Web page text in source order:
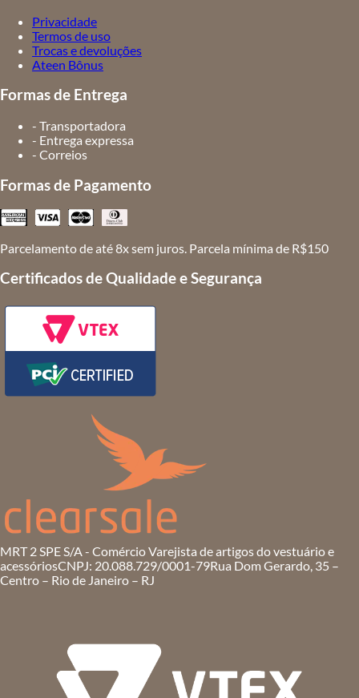
Privacidade
Termos de uso
Trocas e devoluções
Ateen Bônus
Formas de Entrega
- Transportadora
- Entrega expressa
- Correios
Formas de Pagamento
Parcelamento de até 8x sem juros. Parcela mínima de R$150
Certificados de Qualidade e Segurança
MRT 2 SPE S/A - Comércio Varejista de artigos do vestuário e
acessóriosCNPJ: 20.088.729/0001-79Rua Dom Gerardo, 35 –
Centro – Rio de Janeiro – RJ